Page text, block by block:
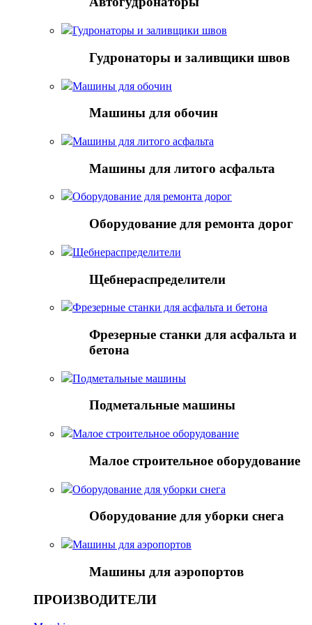
Гудронаторы и заливщики швов
Гудронаторы и заливщики швов
Машины для обочин
Машины для обочин
Машины для литого асфальта
Машины для литого асфальта
Оборудование для ремонта дорог
Оборудование для ремонта дорог
Щебнераспределители
Щебнераспределители
Фрезерные станки для асфальта и бетона
Фрезерные станки для асфальта и
бетона
Подметальные машины
Подметальные машины
Малое строительное оборудование
Малое строительное оборудование
Оборудование для уборки снега
Оборудование для уборки снега
Mашины для аэропортов
Mашины для аэропортов
ПРОИЗВОДИТЕЛИ